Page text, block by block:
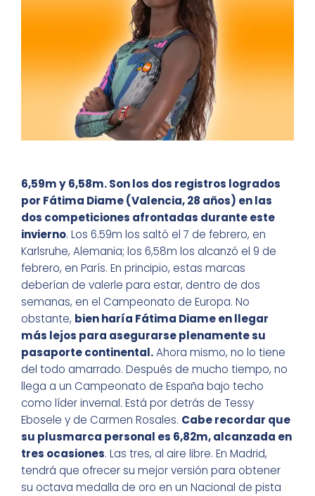
6,59m y 6,58m. Son los dos registros logrados
por Fátima Diame (Valencia, 28 años) en las
dos competiciones afrontadas durante este
invierno. Los 6.59m los saltó el 7 de febrero, en
Karlsruhe, Alemania; los 6,58m los alcanzó el 9 de
febrero, en París. En principio, estas marcas
deberían de valerle para estar, dentro de dos
semanas, en el Campeonato de Europa. No
obstante, bien haría Fátima Diame en llegar
más lejos para asegurarse plenamente su
pasaporte continental.Ahora mismo, no lo tiene
del todo amarrado. Después de mucho tiempo, no
llega a un Campeonato de España bajo techo
como líder invernal. Está por detrás de Tessy
Ebosele y de Carmen Rosales. Cabe recordar que
su plusmarca personal es 6,82m, alcanzada en
tres ocasiones. Las tres, al aire libre. En Madrid,
tendrá que ofrecer su mejor versión para obtener
su octava medalla de oro en un Nacional de pista